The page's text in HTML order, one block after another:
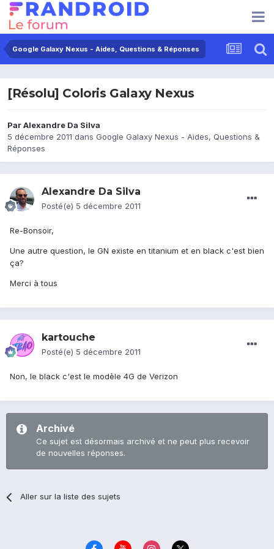
Google Galaxy Nexus - Aides, Questions & Réponses
[Résolu] Coloris Galaxy Nexus
ParAlexandre Da Silva
5 décembre 2011 dans Google Galaxy Nexus - Aides, Questions &
Réponses
Alexandre Da Silva
Posté(e) 5 décembre 2011
Re-Bonsoir,
Une autre question, le GN existe en titanium et en black c'est bien
ça?
Merci à tous
kartouche
Posté(e) 5 décembre 2011
Non, le black c'est le modèle 4G de Verizon
Archivé
Ce sujet est désormais archivé et ne peut plus recevoir
de nouvelles réponses.
Aller sur la liste des sujets